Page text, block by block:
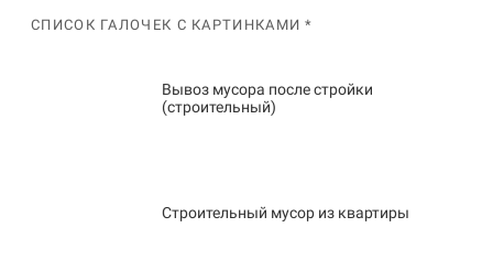
СПИСОК ГАЛОЧЕК С КАРТИНКАМИ *
Вывоз мусора после стройки
(строительный)
Строительный мусор из квартиры